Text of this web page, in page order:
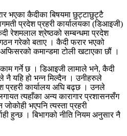
भएका कैदीका बिषयमा छुट्टाछुट्टै
प्रदेश प्रहरी कार्यालयका (डिआइजी)
रेशमलाल श्रेष्ठको सम्बन्धमा प्रदेश
गरेको बताए । कैदी फरार भएको
कमान्डमा टोली खटाएका छौं ।
गर्ने छ । डिआइजी लामाले भने, कैदी
नै यहि हो भन्न मिल्दैन । उनीहरुले
प्रहरी कार्यालय अघि बढ्छ । उनले
त्यहाँका अन्य कारागार प्रशासनसँग
भएपनि त्यस्ता प्रहरी
हुन्छ । बिभागको नीति नियम अनुसार नै